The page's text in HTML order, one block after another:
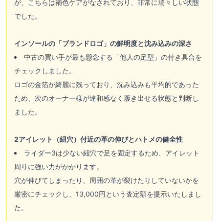
が、こちらは補色ケアがなされており、非常に瑞々しい状態
でした。
インソールの「ブランドロゴ」の鮮明度と沈み込みの深さ
中古の買い手が最も懸念する「他人の足型」の付き具合を
チェックしました。
ロゴの金箔が綺麗に残っており、沈み込みも平均的であった
ため、次のオーナー様が違和感なく履き出せる状態と判断し
ました。
2アイレット（紐穴）付近の革の伸びとハトメの健全性
ライダー3は少ない紐穴で足を固定するため、アイレット
周りに強い力がかかります。
穴が伸びてしまったり、周囲の革が裂けたりしていないかを
厳密にチェックし、13,000円という査定額を提示いたしまし
た。